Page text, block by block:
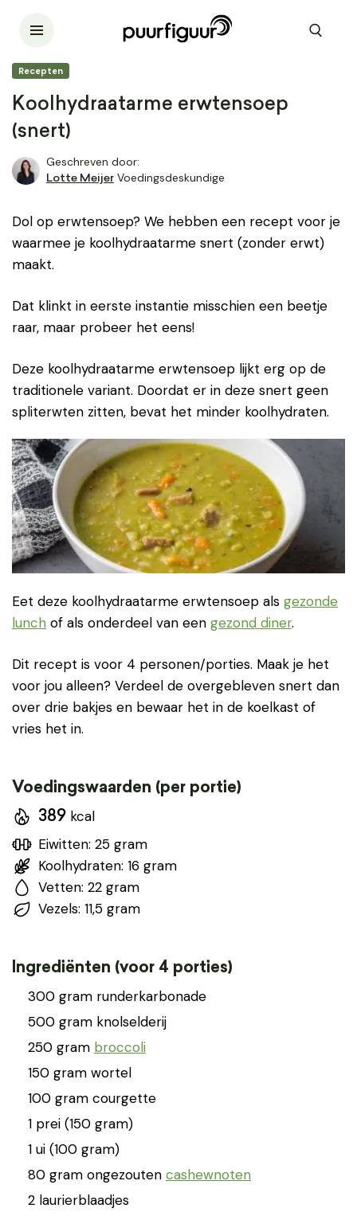
Recepten
Koolhydraatarme erwtensoep
(snert)
Geschreven door:
Lotte Meijer Voedingsdeskundige
Dol op erwtensoep? We hebben een recept voor je
waarmee je koolhydraatarme snert (zonder erwt)
maakt.
Dat klinkt in eerste instantie misschien een beetje
raar, maar probeer het eens!
Deze koolhydraatarme erwtensoep lijkt erg op de
traditionele variant. Doordat er in deze snert geen
spliterwten zitten, bevat het minder koolhydraten.
Eet deze koolhydraatarme erwtensoep als gezonde
lunch of als onderdeel van een gezond diner.
Dit recept is voor 4 personen/porties. Maak je het
voor jou alleen? Verdeel de overgebleven snert dan
over drie bakjes en bewaar het in de koelkast of
vries het in.
Voedingswaarden (per portie)
389 kcal
Eiwitten: 25 gram
Koolhydraten: 16 gram
Vetten: 22 gram
Vezels: 11,5 gram
Ingrediënten (voor 4 porties)
300 gram runderkarbonade
500 gram knolselderij
250 gram broccoli
150 gram wortel
100 gram courgette
1 prei (150 gram)
1 ui (100 gram)
80 gram ongezouten cashewnoten
2 laurierblaadjes